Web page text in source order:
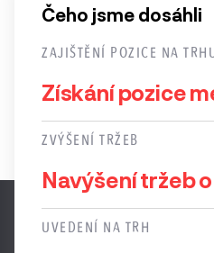
Čeho jsme dosáhli
ZAJIŠTĚNÍ POZICE NA
Získání pozice
ZVÝŠENÍ TRŽEB
Navýšení tržeb o
UVEDENÍ NA TRH